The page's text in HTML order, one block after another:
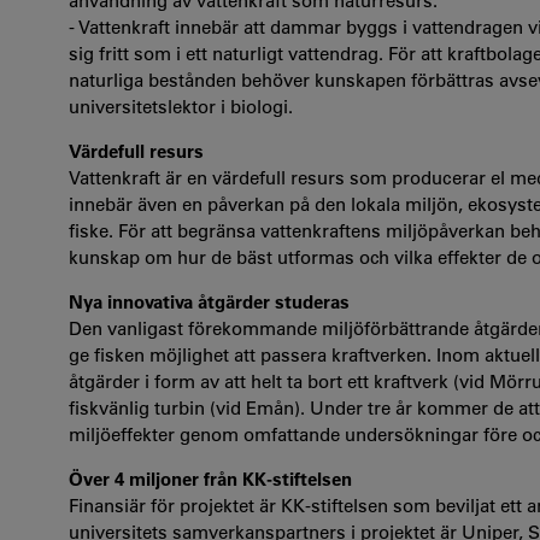
- Vattenkraft innebär att dammar byggs i vattendragen
sig fritt som i ett naturligt vattendrag. För att
naturliga bestånden behöver kunskapen förbättras
universitetslektor i biologi.
Värdefull resurs
​Vattenkraft är en värdefull resurs som producerar el
innebär även en påverkan på den lokala miljön,
fiske. För att begränsa vattenkraftens miljöpåverkan
kunskap om hur de bäst utformas och vilka effekter de
Nya innovativa åtgärder studeras
Den vanligast förekommande miljöförbättrande
ge fisken möjlighet att passera kraftverken. Inom
åtgärder i form av att helt ta bort ett kraftverk (vid
fiskvänlig turbin (vid Emån). Under tre år kommer de
miljöeffekter genom omfattande undersökningar före
Över 4 miljoner från KK-stiftelsen
Finansiär för projektet är KK-stiftelsen som beviljat ett
universitets samverkanspartners i projektet är Uniper,